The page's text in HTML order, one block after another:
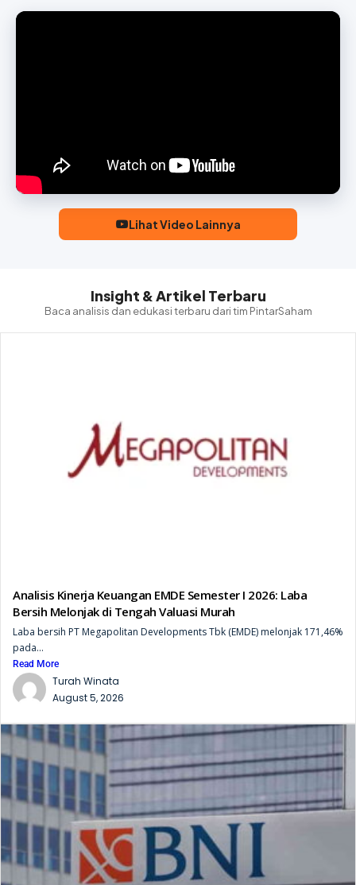
Lihat Video Lainnya
Insight & Artikel Terbaru
Baca analisis dan edukasi terbaru dari tim PintarSaham
Analisis Kinerja Keuangan EMDE Semester I 2026: Laba
Bersih Melonjak di Tengah Valuasi Murah
Laba bersih PT Megapolitan Developments Tbk (EMDE) melonjak 171,46%
pada...
Read More
Turah Winata
August 5, 2026